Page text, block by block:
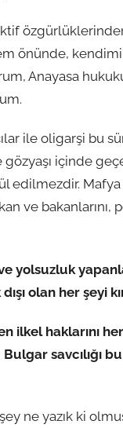
önünde,
Anayasa
ile oligarşi bu
gözyaşı içinde
edilmezdir.
ve bakanlarını,
olan her şeyi
ilkel haklarını
savcılığı
ne yazık ki